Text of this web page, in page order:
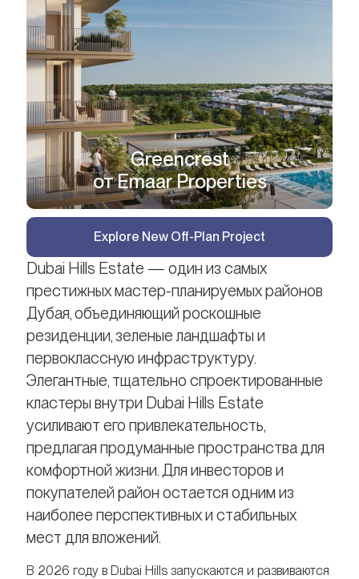
Dubai Hills Estate — один из самых
престижных мастер-планируемых районов
Дубая, объединяющий роскошные
резиденции, зеленые ландшафты и
первоклассную инфраструктуру.
Элегантные, тщательно спроектированные
кластеры внутри Dubai Hills Estate
усиливают его привлекательность,
предлагая продуманные пространства для
комфортной жизни. Для инвесторов и
покупателей район остается одним из
наиболее перспективных и стабильных
мест для вложений.
В 2026 году в Dubai Hills запускаются и развиваются
Greencrest
от Emaar Properties
Explore New Off-Plan Project